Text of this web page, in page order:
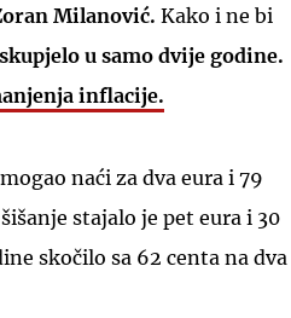
Milanović. Kako i ne bi
u samo dvije godine.
inflacije.
naći za dva eura i 79
stajalo je pet eura i 30
skočilo sa 62 centa na dva